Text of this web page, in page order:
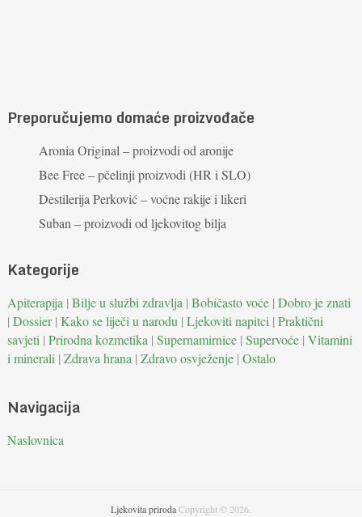
Preporučujemo domaće proizvođače
Aronia Original – proizvodi od aronije
Bee Free – pčelinji proizvodi (HR i SLO)
Destilerija Perković – voćne rakije i likeri
Suban – proizvodi od ljekovitog bilja
Kategorije
Apiterapija | Bilje u službi zdravlja | Bobičasto voće| Dobro je znati
| Dossier| Kako se liječi u narodu | Ljekoviti napitci | Praktični
savjeti | Prirodna kozmetika | Supernamirnice| Supervoće| Vitamini
i minerali | Zdrava hrana | Zdravo osvježenje| Ostalo
Navigacija
Naslovnica
Ljekovita prirodaCopyright © 2026.